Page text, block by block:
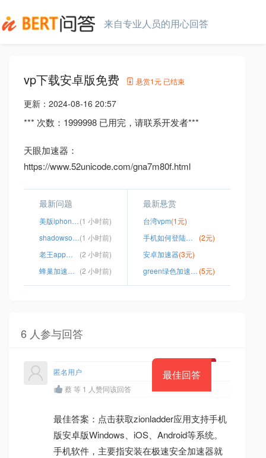
来自专业人员的用心回答
vp下载安卓版免费 悬赏1元 已结束
更新： 2024-08-16 20:57
*** 次数：1999998 已用完，请联系开发者***
天眼加速器：
https://www.52unicode.com/gna7m80f.html
最新问题
美版iphone上外网(1 小时前)
shadowsock 安卓apk(1 小时前)
老王app下载2.2.8
(2 小时前)
蜂巢加速器网址 (2 小时前)
最新悬赏
台湾vpm(1元)
手机如何登陆外网
(2元)
安卓加速器(3元)
green绿色加速器官网 (5元)
6 人参与回答
最佳回答
匿名用户
蔡 等 1 人赞同该回答
最佳答案：点击获取zionladder应用支持手机
版安卓版Windows、iOS、Android等系统。
手机软件，主要指安装在极速安全加速器就